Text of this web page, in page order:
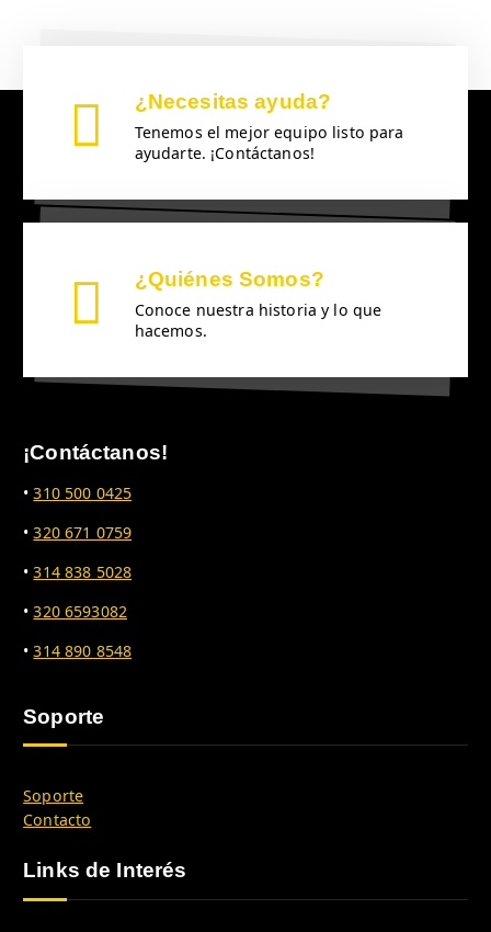
¿Necesitas ayuda?
Tenemos el mejor equipo listo para
ayudarte. ¡Contáctanos!
¿Quiénes Somos?
Conoce nuestra historia y lo que
hacemos.
¡Contáctanos!
•310 500 0425
•320 671 0759
•314 838 5028
•320 6593082
•314 890 8548
Soporte
Soporte
Contacto
Links de Interés